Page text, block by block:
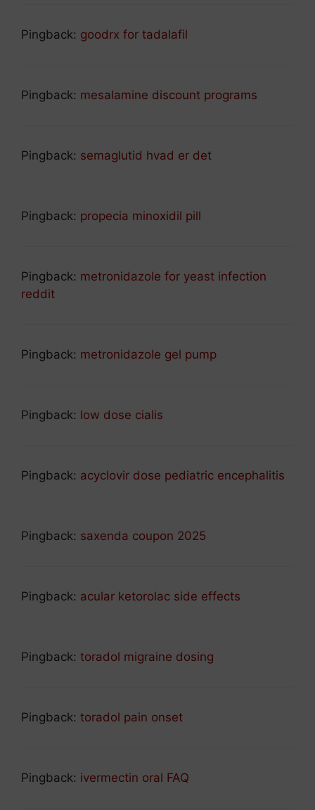
Pingback: goodrx for tadalafil
Pingback: mesalamine discount programs
Pingback: semaglutid hvad er det
Pingback: propecia minoxidil pill
Pingback: metronidazole for yeast infection
reddit
Pingback: metronidazole gel pump
Pingback: low dose cialis
Pingback: acyclovir dose pediatric encephalitis
Pingback: saxenda coupon 2025
Pingback: acular ketorolac side effects
Pingback: toradol migraine dosing
Pingback: toradol pain onset
Pingback: ivermectin oral FAQ